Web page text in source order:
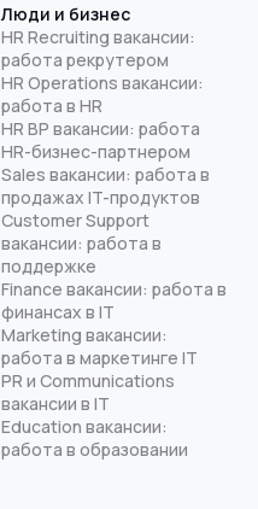
Люди и бизнес
HR Recruiting вакансии:
работа рекрутером
HR Operations вакансии:
работа в HR
HR BP вакансии: работа
HR-бизнес-партнером
Sales вакансии: работа в
продажах IT-продуктов
Customer Support
вакансии: работа в
поддержке
Finance вакансии: работа в
финансах в IT
Marketing вакансии:
работа в маркетинге IT
PR и Communications
вакансии в IT
Education вакансии:
работа в образовании